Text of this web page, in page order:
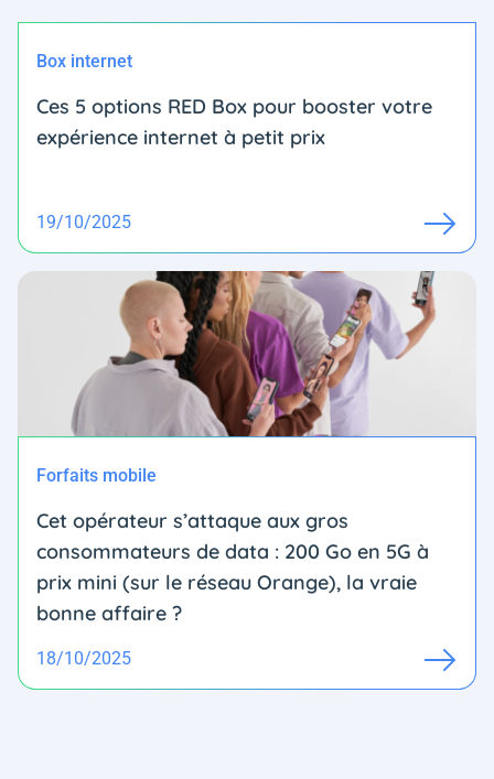
Box internet
Ces 5 options RED Box pour booster votre
expérience internet à petit prix
19/10/2025
Forfaits mobile
Cet opérateur s’attaque aux gros
consommateurs de data : 200 Go en 5G à
prix mini (sur le réseau Orange), la vraie
bonne affaire ?
18/10/2025